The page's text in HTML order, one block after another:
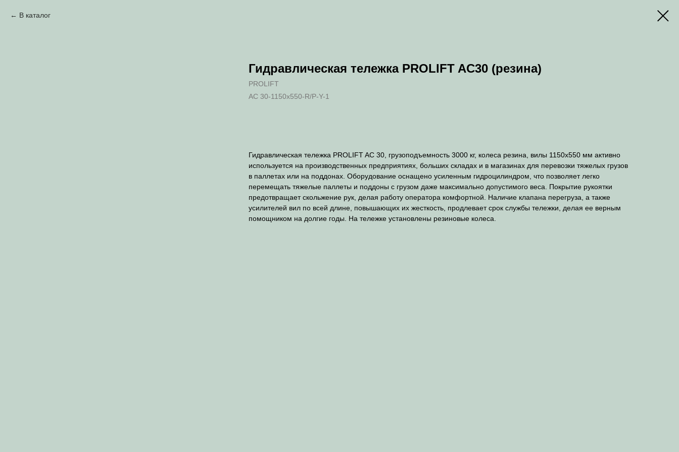
В каталог
Гидравлическая тележка PROLIFT AC30 (резина)
PROLIFT
AC 30-1150x550-R/P-Y-1
Гидравлическая тележка PROLIFT AC 30, грузоподъемность 3000 кг, колеса резина, вилы 1150x550 мм активно
используется на производственных предприятиях, больших складах и в магазинах для перевозки тяжелых грузов
в паллетах или на поддонах. Оборудование оснащено усиленным гидроцилиндром, что позволяет легко
перемещать тяжелые паллеты и поддоны с грузом даже максимально допустимого веса. Покрытие рукоятки
предотвращает скольжение рук, делая работу оператора комфортной. Наличие клапана перегруза, а также
усилителей вил по всей длине, повышающих их жесткость, продлевает срок службы тележки, делая ее верным
помощником на долгие годы. На тележке установлены резиновые колеса.